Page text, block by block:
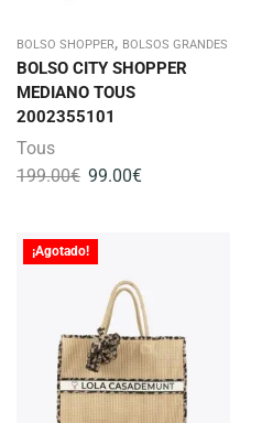
BOLSO SHOPPER, BOLSOS GRANDES
BOLSO CITY SHOPPER
MEDIANO TOUS
2002355101
Tous
199.00€ 99.00€
¡Agotado!